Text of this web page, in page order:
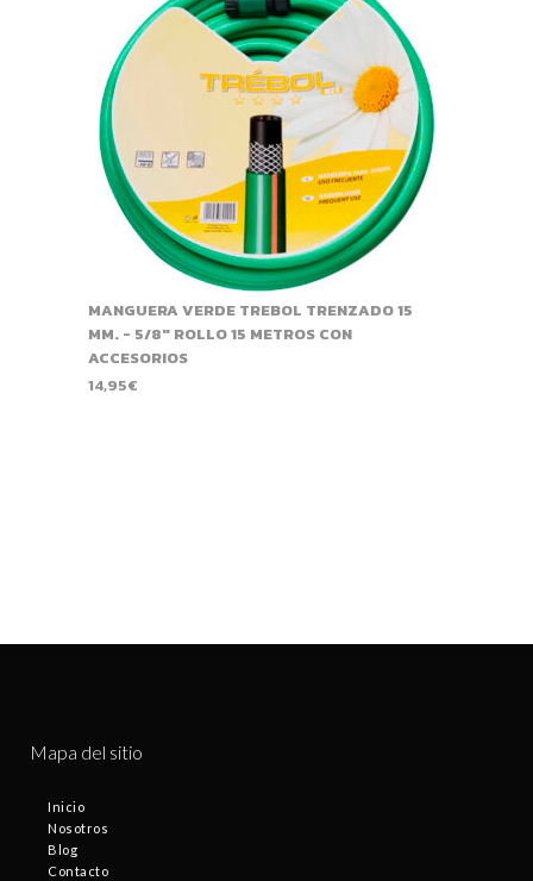
MANGUERA VERDE TREBOL TRENZADO 15
MM. - 5/8" ROLLO 15 METROS CON
ACCESORIOS
14,95€
Mapa del sitio
Inicio
Nosotros
Blog
Contacto